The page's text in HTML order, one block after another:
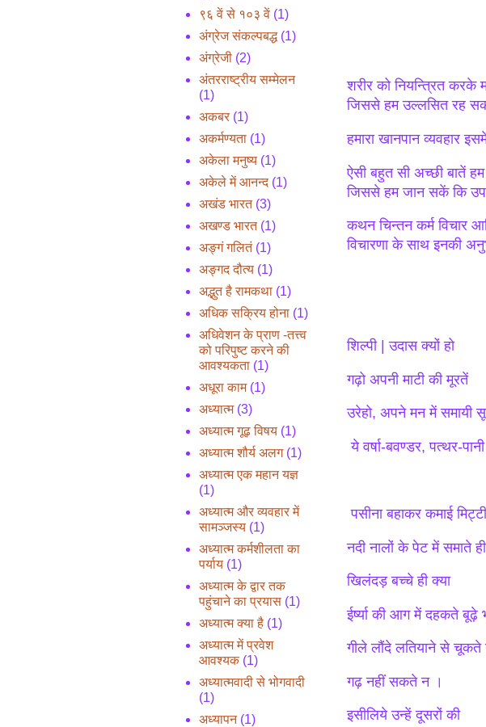
शरीर को नियन्त्रित करके
जिससे हम उल्लसित रह
हमारा खानपान व्यवहार
ऐसी बहुत सी अच्छी बातें
जिससे हम जान सकें कि
कथन चिन्तन कर्म विचार
विचारणा के साथ इनकी
शिल्पी | उदास क्‍यों हो
गढ़ो अपनी माटी की मूरतें
उरेहो, अपने मन में समायी
ये वर्षा-बवण्डर, पत्थर-
पसीना बहाकर कमाई
नदी नालों के पेट में समाते
खिलंदड़ बच्चे ही क्या
ईर्ष्या की आग में दहकते बूढ़े
गीले लौंदे लतियाने से चूकते
गढ़ नहीं सकते न ।
इसीलिये उन्हें दूसरों की
९६ वें से १०३ वें (1)
अंग्रेज संकल्पबद्ध (1)
अंग्रेजी (2)
अंतरराष्ट्रीय सम्मेलन
(1)
अकबर (1)
अकर्मण्यता (1)
अकेला मनुष्य (1)
अकेले में आनन्द (1)
अखंड भारत (3)
अखण्ड भारत (1)
अङ्गं गलितं (1)
अङ्गद दौत्य (1)
अद्भुत है रामकथा (1)
अधिक सक्रिय होना (1)
अधिवेशन के प्राण -तत्त्व
को परिपुष्ट करने की
आवश्यकता (1)
अधूरा काम (1)
अध्यात्म (3)
अध्यात्म गूढ़ विषय (1)
अध्यात्म शौर्य अलग (1)
अध्यात्म एक महान यज्ञ
(1)
अध्यात्म और व्यवहार में
सामञ्जस्य (1)
अध्यात्म कर्मशीलता का
पर्याय (1)
अध्यात्म के द्वार तक
पहुंचाने का प्रयास (1)
अध्यात्म क्या है (1)
अध्यात्म में प्रवेश
आवश्यक (1)
अध्यात्मवादी से भोगवादी
(1)
अध्यापन (1)